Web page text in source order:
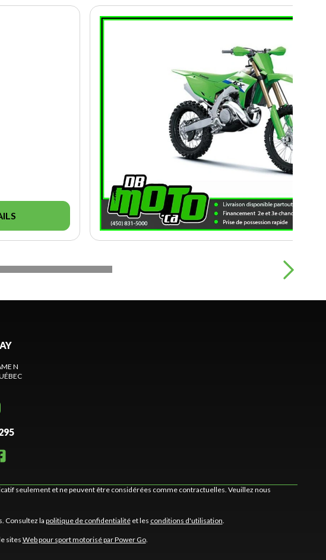
N
seulement et ne peuvent être considérées comme contractuelles. Veuillez nous
Consultez lapolitique de confidentialitéet les conditions d'utilisation.
sitesWeb pour sport motorisé par Power Go.